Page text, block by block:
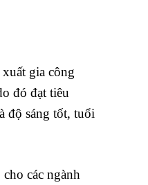
gia công
đó đạt tiêu
độ sáng tốt, tuổi
các ngành